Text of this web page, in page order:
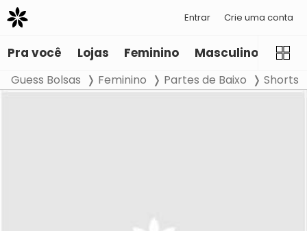
Entrar Crie uma conta
Pra você Lojas Feminino Masculino
Guess Bolsas Feminino Partes de Baixo Shorts